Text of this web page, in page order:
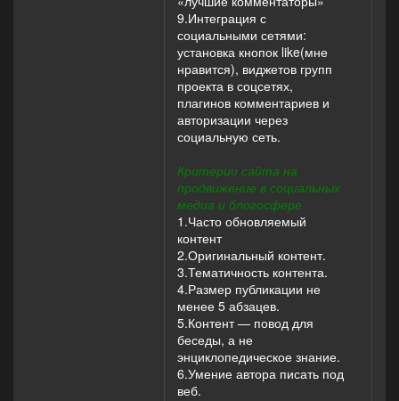
9.Интеграция с
социальными сетями:
установка кнопок like(мне
нравится), виджетов групп
проекта в соцсетях,
плагинов комментариев и
авторизации через
социальную сеть.
Критерии сайта на
продвижение в социальных
медиа и блогосфере
1.Часто обновляемый
контент
2.Оригинальный контент.
3.Тематичность контента.
4.Размер публикации не
менее 5 абзацев.
5.Контент — повод для
беседы, а не
энциклопедическое знание.
6.Умение автора писать под
веб.